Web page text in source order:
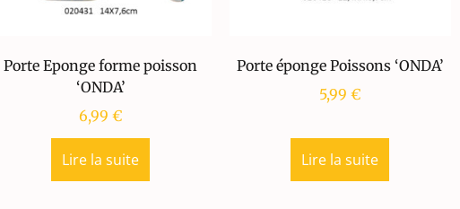
Porte Eponge forme poisson
‘ONDA’
6,99€
Lire la suite
Porte éponge Poissons ‘ONDA’
5,99€
Lire la suite